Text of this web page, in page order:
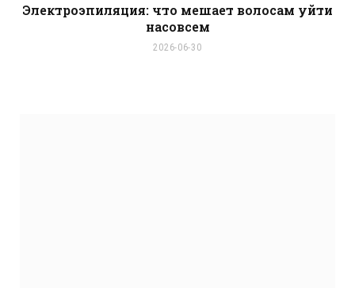
Электроэпиляция: что мешает волосам уйти
насовсем
2026-06-30